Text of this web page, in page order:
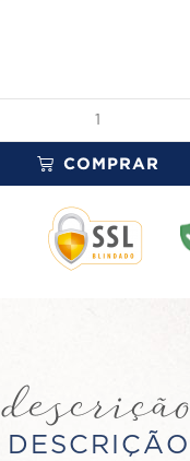
COMPRAR
descrição
DESCRIÇÃO